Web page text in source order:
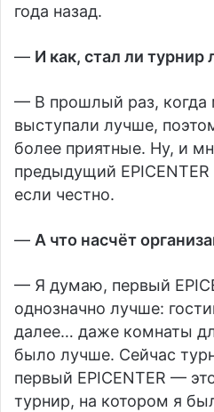
года назад.
— И как, стал ли турнир
— В прошлый раз,
выступали лучше,
более приятные. Ну, и
предыдущий
если честно.
— А что насчёт
— Я думаю, первый
однозначно лучше:
далее… даже комнаты
было лучше. Сейчас
первый EPICENTER —
турнир, на котором я